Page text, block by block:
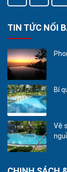
TIN TỨC NỔI
Bí
Vệ